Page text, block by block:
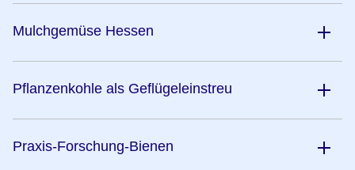
Mulchgemüse Hessen
Pflanzenkohle als Geflügeleinstreu
Praxis-Forschung-Bienen